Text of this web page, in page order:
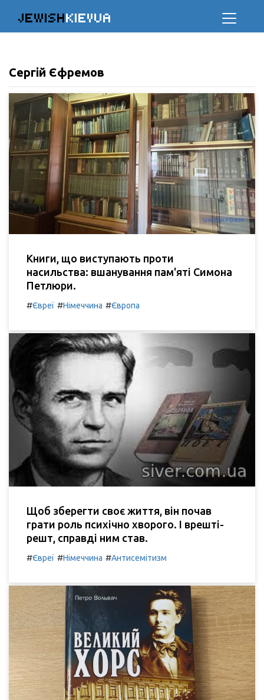
JEWISHKIEVUA
Сергій Єфремов
Книги, що виступають проти
насильства: вшанування пам'яті Симона
Петлюри.
#Євреї #Німеччина #Європа
Щоб зберегти своє життя, він почав
грати роль психічно хворого. І врешті-
решт, справді ним став.
#Євреї #Німеччина #Антисемітизм